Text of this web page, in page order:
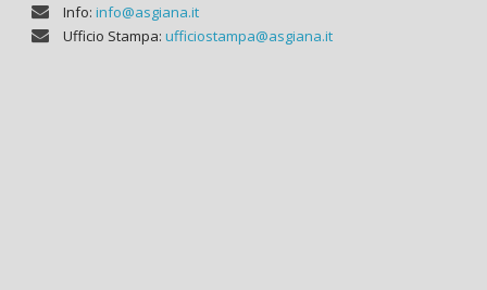
Info: info@asgiana.it
Ufficio Stampa: ufficiostampa@asgiana.it